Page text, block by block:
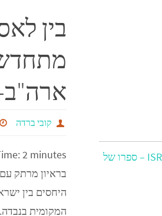
o
o
k
er בין
קובי ברדה
2 minutes
בראיון מרתק
היחסים בין
המקומית בנבדה.
ISRAEL DEFENCE LINE – ספרו של